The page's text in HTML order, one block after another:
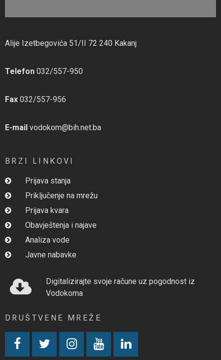
Alije Izetbegovića 51/II 72 240 Kakanj
Telefon 032/557-950
Fax 032/557-956
E-mail vodokom@bih.net.ba
BRZI LINKOVI
Prijava stanja
Priključenje na mrežu
Prijava kvara
Obavještenja i najave
Analiza vode
Javne nabavke
Digitalizirajte svoje račune uz pogodnost iz
Vodokoma
DRUŠTVENE MREŽE